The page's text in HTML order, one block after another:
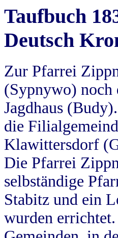
Taufbuch
Deutsch
Zur Pfarrei
(Sypnywo) noch
Jagdhaus
die
Klawittersdorf
Die Pfarrei
selbständige
Stabitz und ein
wurden